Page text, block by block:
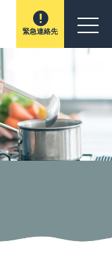
緊急連絡先